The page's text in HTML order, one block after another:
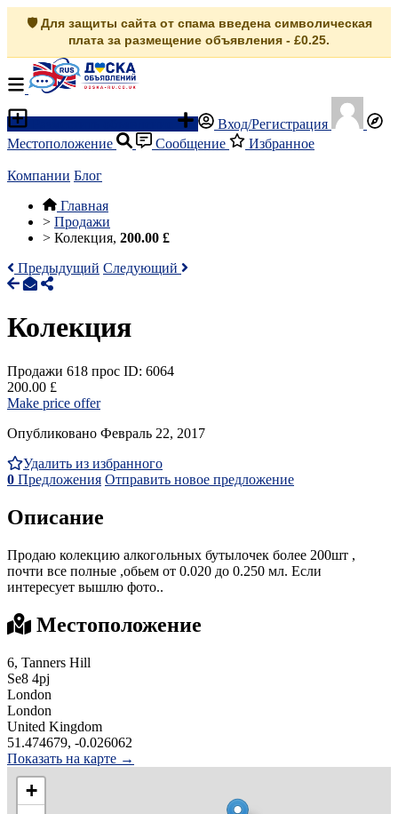
🛡️ Для защиты сайта от спама введена символическая
плата за размещение объявления - £0.25.
Вход/Регистрация
Местоположение
Сообщение Избранное
Компании Блог
Главная
> Продажи
> Колекция, 200.00 £
Предыдущий Следующий
Колекция
Продажи 618 прос ID: 6064
200.00 £
Make price offer
Опубликовано Февраль 22, 2017
Удалить из избранного
0 Предложения Отправить новое предложение
Описание
Продаю колекцию алкогольных бутылочек более 200шт ,
почти все полные ,обьем от 0.020 до 0.250 мл. Если
интересует вышлю фото..
Местоположение
6, Tanners Hill
Se8 4pj
London
London
United Kingdom
51.474679, -0.026062
Показать на карте →
+